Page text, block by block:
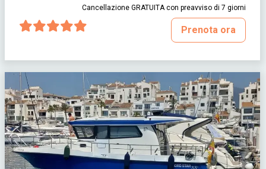
Cancellazione GRATUITA con preavviso di 7 giorni
Prenota ora